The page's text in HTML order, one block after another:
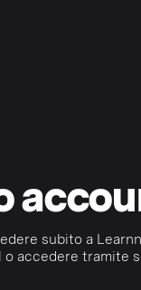
subito a
accedere tramite